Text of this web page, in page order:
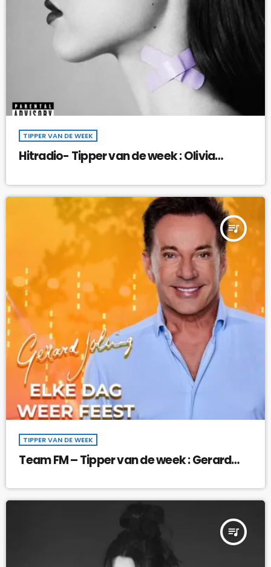
TIPPER VAN DE WEEK
Hitradio- Tipper van de week : Olivia
queue_music
TIPPER VAN DE WEEK
Team FM – Tipper van de week : Gerard
queue_music